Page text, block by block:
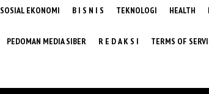
SOSIAL EKONOMI B I S N I S TEKNOLOGI HEALTH
PEDOMAN MEDIA SIBER R E D A K S I TERMS OF